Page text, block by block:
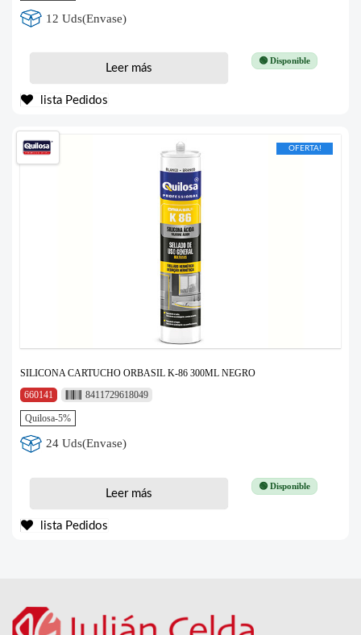
12 Uds(Envase)
🟢 Disponible
Leer más
lista Pedidos
OFERTA!
SILICONA CARTUCHO ORBASIL K-86 300ML NEGRO
660141
8411729618049
Quilosa-5%
24 Uds(Envase)
🟢 Disponible
Leer más
lista Pedidos